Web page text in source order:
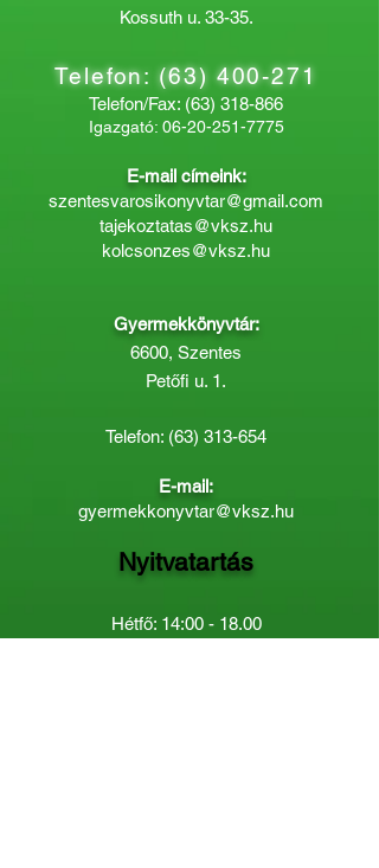
Kossuth u. 33-35.
Telefon:(63) 400-271
Telefon/Fax: (63) 318-866
Igazgató: 06-20-251-7775
E-mail címeink:
szentesvarosikonyvtar@gmail.com
tajekoztatas@vksz.hu
kolcsonzes@vksz.hu
Gyermekkönyvtár:
6600, Szentes
Petőfi u. 1.
Telefon: (63) 313-654
E-mail:
gyermekkonyvtar@vksz.hu
Nyitvatartás
Hétfő: 14:00 - 18.00